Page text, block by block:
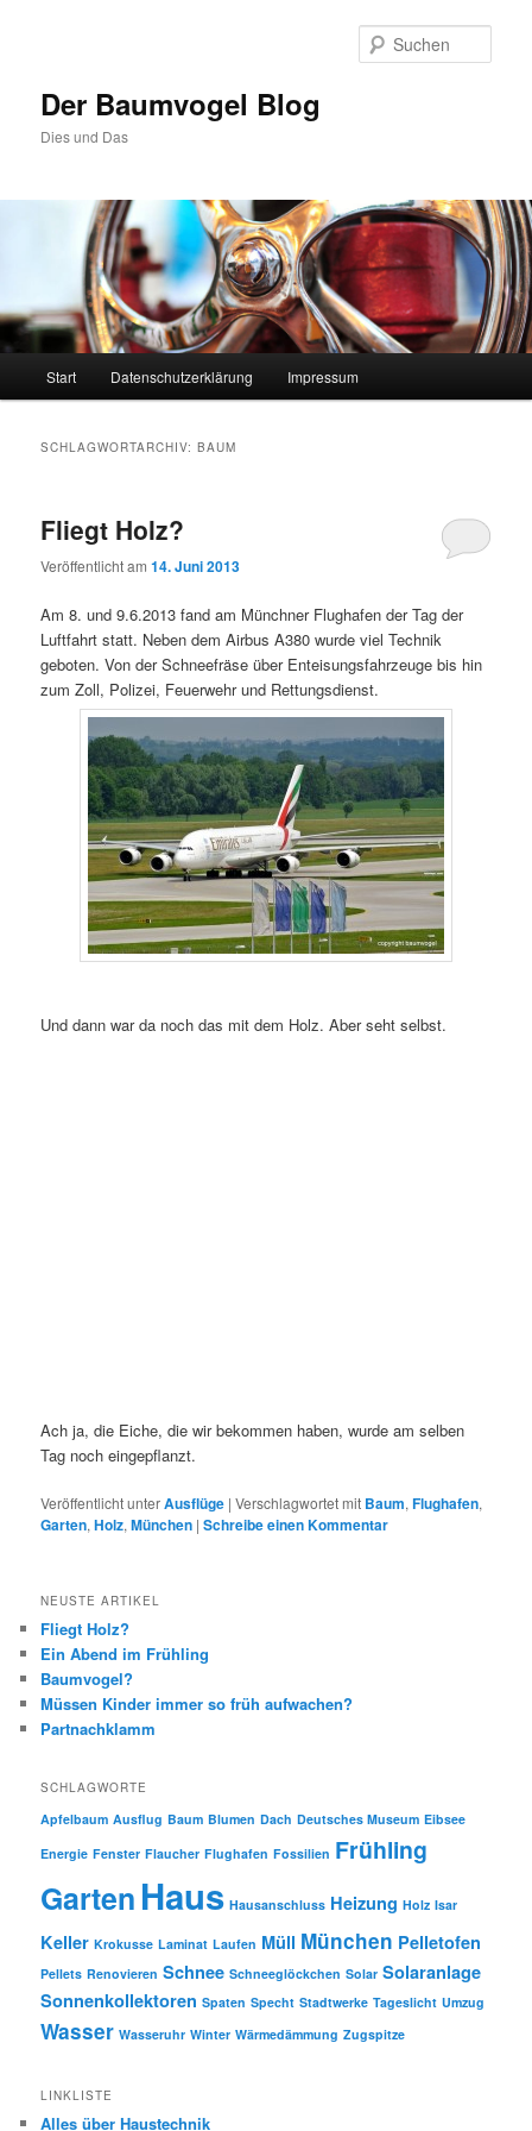
Der Baumvogel Blog
Dies und Das
Start Datenschutzerklärung Impressum
SCHLAGWORTARCHIV:BAUM
Fliegt Holz?
Veröffentlicht am14. Juni 2013
Am 8. und 9.6.2013 fand am Münchner Flughafen der Tag der
Luftfahrt statt. Neben dem Airbus A380 wurde viel Technik
geboten. Von der Schneefräse über Enteisungsfahrzeuge bis hin
zum Zoll, Polizei, Feuerwehr und Rettungsdienst.
Und dann war da noch das mit dem Holz. Aber seht selbst.
Ach ja, die Eiche, die wir bekommen haben, wurde am selben
Tag noch eingepflanzt.
Veröffentlicht unterAusflüge |Verschlagwortet mit Baum,Flughafen,
Garten,Holz,München |Schreibe einen Kommentar
NEUSTE ARTIKEL
Fliegt Holz?
Ein Abend im Frühling
Baumvogel?
Müssen Kinder immer so früh aufwachen?
Partnachklamm
SCHLAGWORTE
Apfelbaum Ausflug Baum Blumen Dach Deutsches Museum Eibsee
Energie Fenster Flaucher Flughafen Fossilien Frühling
GartenHaus Hausanschluss Heizung Holz Isar
Keller Krokusse Laminat Laufen Müll München Pelletofen
Pellets Renovieren Schnee Schneeglöckchen Solar Solaranlage
Sonnenkollektoren Spaten Specht Stadtwerke Tageslicht Umzug
Wasser Wasseruhr Winter Wärmedämmung Zugspitze
LINKLISTE
Alles über Haustechnik